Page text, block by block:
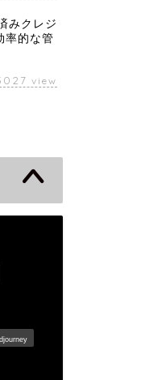
みクレジ
率的な管
view